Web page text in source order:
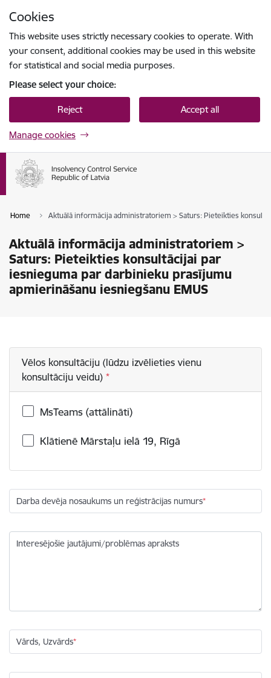
Cookies
This website uses strictly necessary cookies to operate. With
your consent, additional cookies may be used in this website
for statistical and social media purposes.
Please select your choice:
Reject Accept all
Manage cookies
Home Aktuālā informācija administratoriem > Saturs: Pieteikties
Aktuālā informācija administratoriem >
Saturs: Pieteikties konsultācijai par
iesnieguma par darbinieku prasījumu
apmierināšanu iesniegšanu EMUS
Vēlos konsultāciju (lūdzu izvēlieties vienu
konsultāciju veidu)
MsTeams (attālināti)
Klātienē Mārstaļu ielā 19, Rīgā
Darba devēja nosaukums un reģistrācijas numurs
Interesējošie jautājumi/problēmas apraksts
Vārds, Uzvārds